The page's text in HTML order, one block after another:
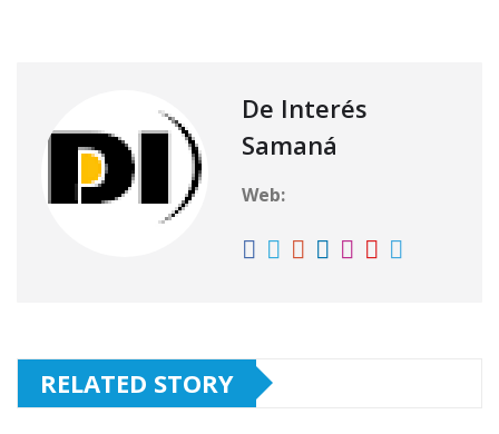
p
p
m
b
o
k
ar
ti
r
De Interés
Samaná
Web:
RELATED STORY